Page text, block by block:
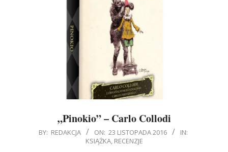
„Pinokio” – Carlo Collodi
2016-
BY: REDAKCJA ON: 23 LISTOPADA 2016
IN:
KSIĄŻKA, RECENZJE